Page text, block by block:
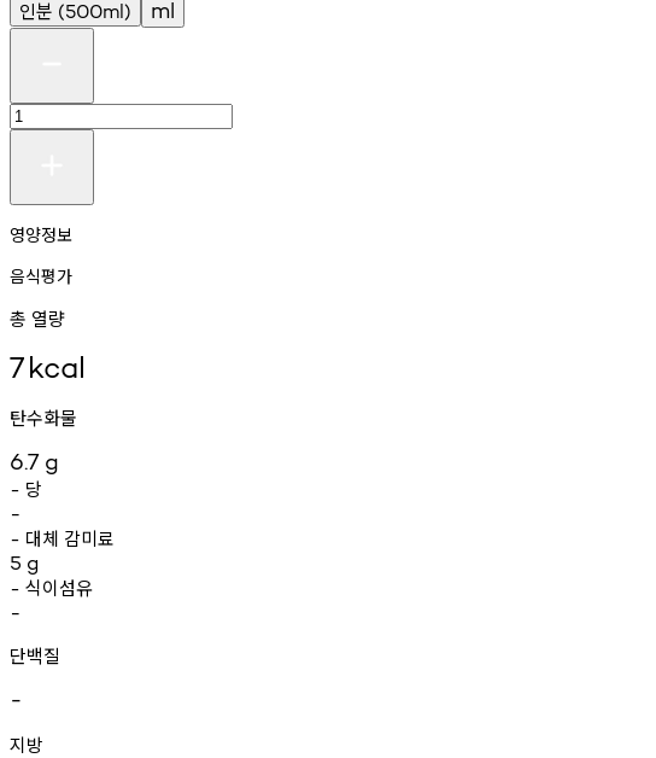
인분 (500ml) ml
영양정보
음식평가
총 열량
7kcal
탄수화물
6.7 g
- 당
-
- 대체 감미료
5 g
- 식이섬유
-
단백질
-
지방